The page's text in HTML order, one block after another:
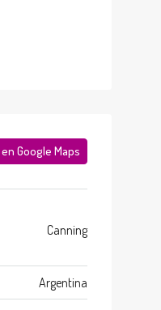
Google Maps
Canning
Argentina